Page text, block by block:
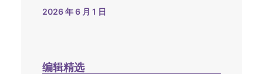
2026 年 6 月 1 日
编辑精选